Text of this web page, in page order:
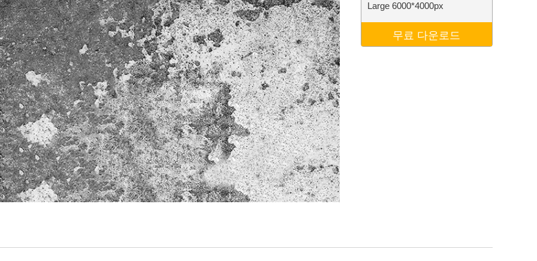
Large 6000*4000px
무료 다운로드